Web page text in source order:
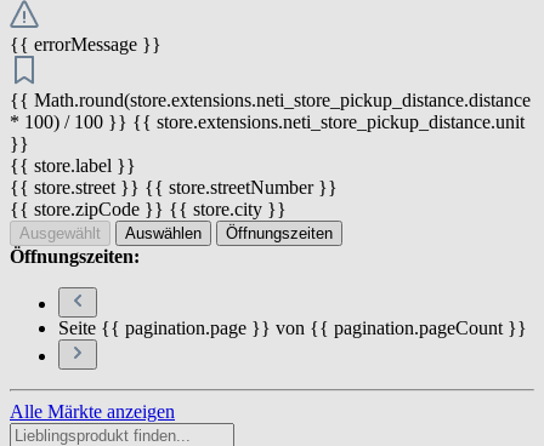
{{ errorMessage }}
{{ Math.round(store.extensions.neti_store_pickup_distance.distance
* 100) / 100 }} {{ store.extensions.neti_store_pickup_distance.unit
}}
{{ store.label }}
{{ store.street }} {{ store.streetNumber }}
{{ store.zipCode }} {{ store.city }}
Ausgewählt Auswählen Öffnungszeiten
Öffnungszeiten:
Seite {{ pagination.page }} von {{ pagination.pageCount }}
Alle Märkte anzeigen